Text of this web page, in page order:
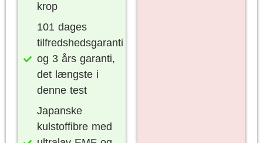
krop
101 dages
tilfredshedsgaranti
og 3 års garanti,
det længste i
denne test
Japanske
kulstoffibre med